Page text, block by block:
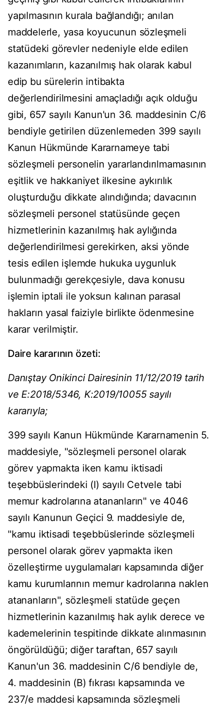
yapılmasının kurala bağlandığı; anılan
maddelerle, yasa koyucunun sözleşmeli
statüdeki görevler nedeniyle elde edilen
kazanımların, kazanılmış hak olarak kabul
edip bu sürelerin intibakta
değerlendirilmesini amaçladığı açık olduğu
gibi, 657 sayılı Kanun'un 36. maddesinin C/6
bendiyle getirilen düzenlemeden 399 sayılı
Kanun Hükmünde Kararnameye tabi
sözleşmeli personelin yararlandırılmamasının
eşitlik ve hakkaniyet ilkesine aykırılık
oluşturduğu dikkate alındığında; davacının
sözleşmeli personel statüsünde geçen
hizmetlerinin kazanılmış hak aylığında
değerlendirilmesi gerekirken, aksi yönde
tesis edilen işlemde hukuka uygunluk
bulunmadığı gerekçesiyle, dava konusu
işlemin iptali ile yoksun kalınan parasal
hakların yasal faiziyle birlikte ödenmesine
karar verilmiştir.
Daire kararının özeti:
Danıştay Onikinci Dairesinin 11/12/2019 tarih
ve E:2018/5346, K:2019/10055 sayılı
kararıyla;
399 sayılı Kanun Hükmünde Kararnamenin 5.
maddesiyle, "sözleşmeli personel olarak
görev yapmakta iken kamu iktisadi
teşebbüslerindeki (I) sayılı Cetvele tabi
memur kadrolarına atananların" ve 4046
sayılı Kanunun Geçici 9. maddesiyle de,
"kamu iktisadi teşebbüslerinde sözleşmeli
personel olarak görev yapmakta iken
özelleştirme uygulamaları kapsamında diğer
kamu kurumlarının memur kadrolarına naklen
atananların", sözleşmeli statüde geçen
hizmetlerinin kazanılmış hak aylık derece ve
kademelerinin tespitinde dikkate alınmasının
öngörüldüğü; diğer taraftan, 657 sayılı
Kanun'un 36. maddesinin C/6 bendiyle de,
4. maddesinin (B) fıkrası kapsamında ve
237/e maddesi kapsamında sözleşmeli